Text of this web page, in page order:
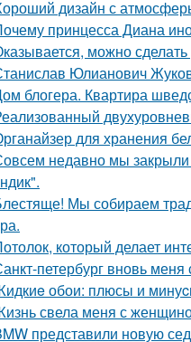
дизайн с
принцесса Диана
можно
Юлианович
блогера. Квартира
для хранения
недавно мы закрыли
Мы собираем
который делает
петербург вновь
обои: плюсы и
свела меня с
представили новую